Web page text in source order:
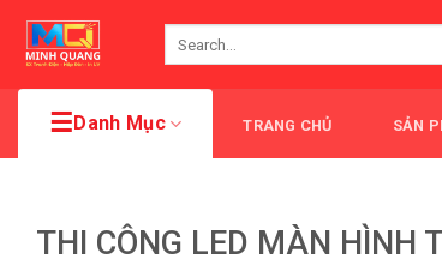
content
Danh Mục TRANG CHỦ SẢN
THI CÔNG LED MÀN HÌNH